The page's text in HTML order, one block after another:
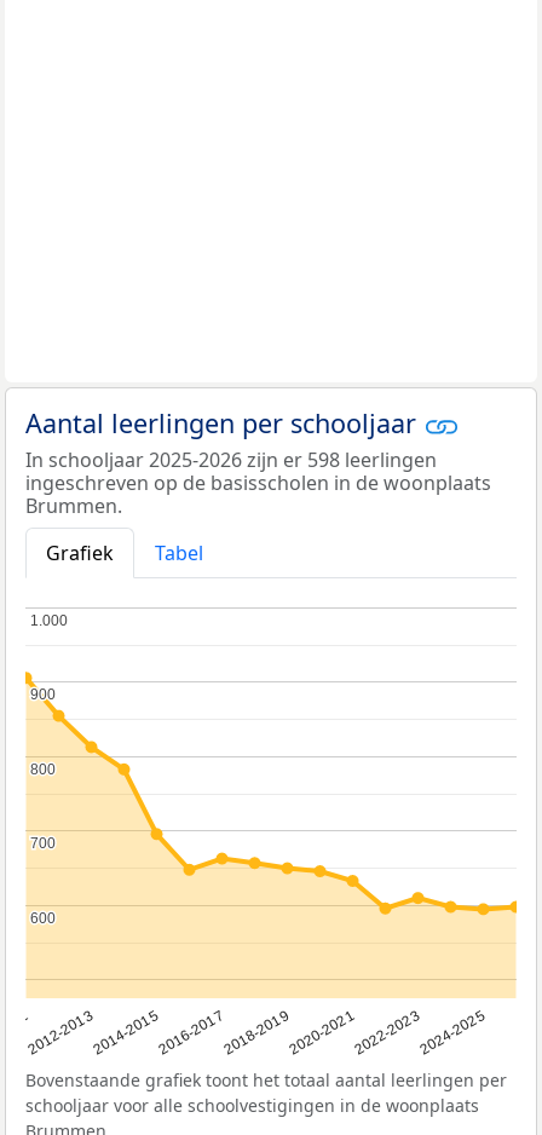
Aantal leerlingen per schooljaar
In schooljaar 2025-2026 zijn er 598 leerlingen
ingeschreven op de basisscholen in de woonplaats
Brummen.
Grafiek
Tabel
2012-20132014-20152016-20172018-20192020-20212022-20232024-2025
600
600
700
700
800
800
900
900
1.000
1.000
Bovenstaande grafiek toont het totaal aantal leerlingen per
schooljaar voor alle schoolvestigingen in de woonplaats